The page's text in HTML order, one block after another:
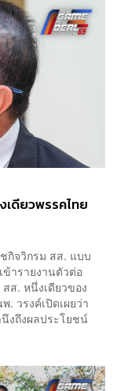
เดียวพรรคไทย
กิจวิกรม สส. แบบ
ารายงานตัวต่อ
ส. หนึ่งเดียวของ
วรงค์เปิดเผยว่า
งถึงผลประโยชน์